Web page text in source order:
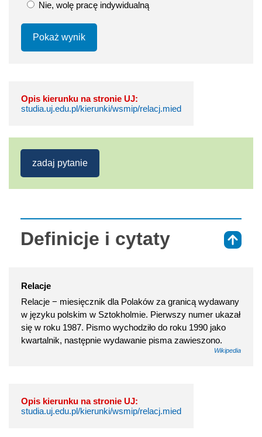
Nie, wolę pracę indywidualną
Pokaż wynik
Opis kierunku na stronie UJ:
studia.uj.edu.pl/kierunki/wsmip/relacj.mied
zadaj pytanie
Definicje i cytaty
Relacje
Relacje − miesięcznik dla Polaków za granicą wydawany
w języku polskim w Sztokholmie. Pierwszy numer ukazał
się w roku 1987. Pismo wychodziło do roku 1990 jako
kwartalnik, następnie wydawanie pisma zawieszono.
Wikipedia
Opis kierunku na stronie UJ:
studia.uj.edu.pl/kierunki/wsmip/relacj.mied